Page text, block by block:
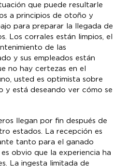
que puede resultarle
a principios de otoño y
para preparar la llegada de
Los corrales están limpios, el
de las
y sus empleados están
no hay certezas en el
usted es optimista sobre
y está deseando ver cómo se
llegan por fin después de
estados. La recepción es
tanto para el ganado
obvio que la experiencia ha
La ingesta limitada de